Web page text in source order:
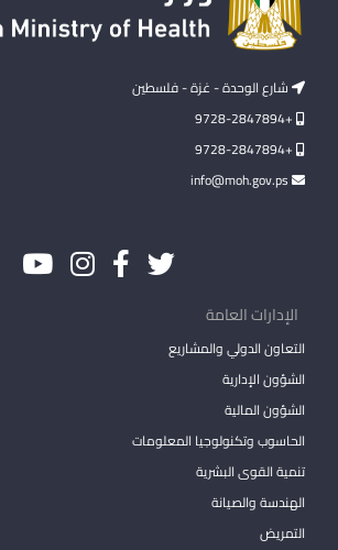
شارع الوحدة - غزة - فلسطين
+9728-2847894
+9728-2847894
الإدارات العامة
التعاون الدولي والمشاريع
الشؤون الإدارية
الشؤون المالية
الحاسوب وتكنولوجيا المعلومات
تنمية القوى البشرية
الهندسة والصيانة
التمريض